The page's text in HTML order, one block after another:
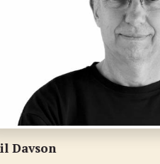
Pietro Soldini